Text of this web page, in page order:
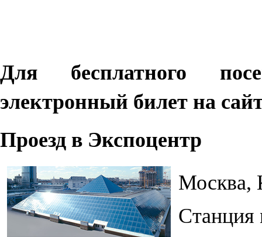
Для бесплатного
электронный билет на
Проезд в Экспоцентр
Москва,
Станция